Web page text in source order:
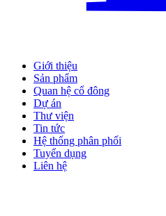
Giới thiệu
Sản phẩm
Quan hệ cổ đông
Dự án
Thư viện
Tin tức
Hệ thống phân phối
Tuyển dụng
Liên hệ